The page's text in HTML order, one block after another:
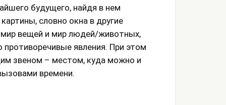
будущего, найдя в нем
словно окна в другие
вещей и мир людей/животных,
явления. При этом
звеном – местом, куда можно и
времени.